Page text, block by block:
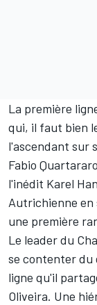
La première
qui, il faut bien
l'ascendant sur
Fabio
l'inédit Karel
Autrichienne
une première
Le leader du
se contenter du
ligne qu'il
Oliveira. Une